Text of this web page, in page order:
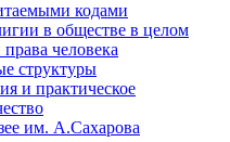
кодами
в обществе в целом
человека
структуры
и практическое
им. А.Сахарова